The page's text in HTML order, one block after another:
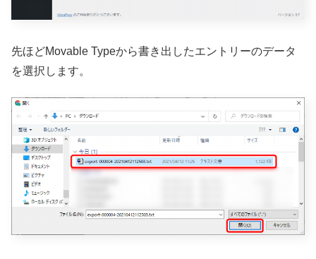
先ほどMovable Typeから書き出したエントリーのデータ
を選択します。